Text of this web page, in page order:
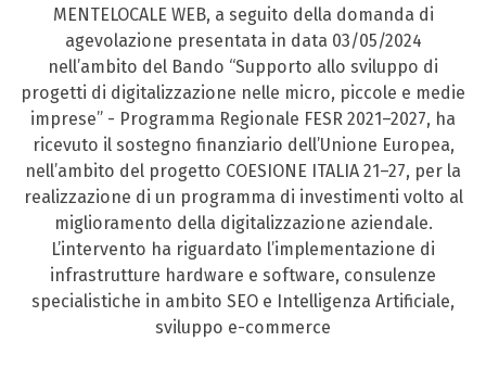
MENTELOCALE WEB, a seguito della domanda di
agevolazione presentata in data 03/05/2024
nell’ambito del Bando “Supporto allo sviluppo di
progetti di digitalizzazione nelle micro, piccole e medie
imprese” - Programma Regionale FESR 2021–2027, ha
ricevuto il sostegno finanziario dell’Unione Europea,
nell’ambito del progetto COESIONE ITALIA 21–27, per la
realizzazione di un programma di investimenti volto al
miglioramento della digitalizzazione aziendale.
L’intervento ha riguardato l’implementazione di
infrastrutture hardware e software, consulenze
specialistiche in ambito SEO e Intelligenza Artificiale,
sviluppo e-commerce